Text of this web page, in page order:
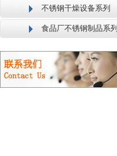
不锈钢干燥设备系列
食品厂不锈钢制品系列